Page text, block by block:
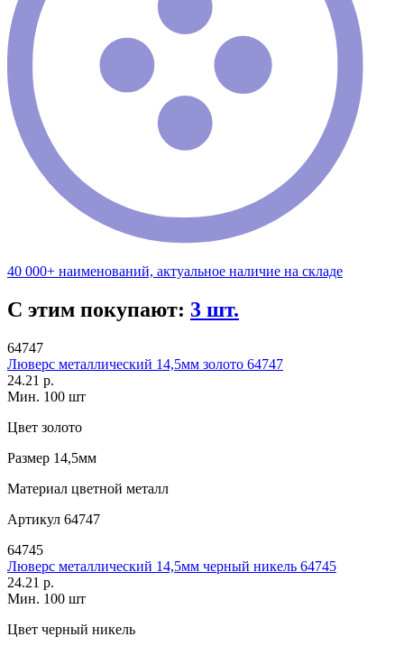
40 000+ наименований, актуальное наличие на складе
С этим покупают: 3 шт.
64747
Люверс металлический 14,5мм золото 64747
24.21 р.
Мин. 100 шт
Цвет золото
Размер 14,5мм
Материал цветной металл
Артикул 64747
64745
Люверс металлический 14,5мм черный никель 64745
24.21 р.
Мин. 100 шт
Цвет черный никель